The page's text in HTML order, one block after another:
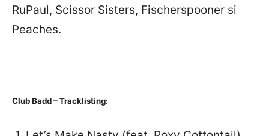
RuPaul, Scissor Sisters, Fischerspooner si
Peaches.
Club Badd – Tracklisting: